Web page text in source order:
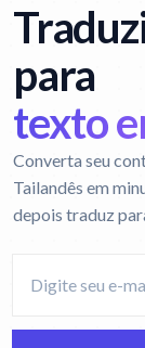
para
texto
Converta seu
Tailandês em
depois traduz